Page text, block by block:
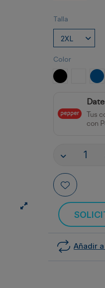
Talla
Color
NEGRO BLANCO
Tus
con
Añadir